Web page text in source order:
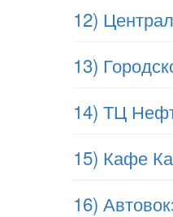
12)
13)
14) ТЦ
15) Кафе
16)